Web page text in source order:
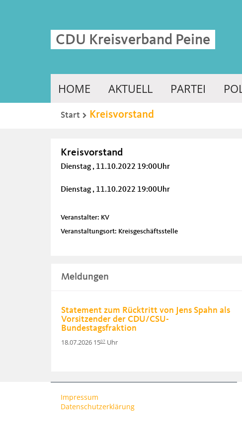
HOME AKTUELL PARTEI
CDU Kreisverband Peine
Start Kreisvorstand
Kreisvorstand
Dienstag , 11.10.2022 19:00Uhr
Dienstag , 11.10.2022 19:00Uhr
Veranstalter: KV
Veranstaltungsort: Kreisgeschäftsstelle
Meldungen
Statement zum Rücktritt von Jens Spahn als
Vorsitzender der CDU/CSU-
Bundestagsfraktion
18.07.2026 1507 Uhr
Impressum
Datenschutzerklärung